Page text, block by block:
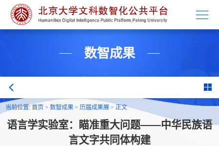
学校主页
数智成果
当前位置:首页 > 数智成果 > 历届成果展 > 正文
语言学实验室：瞄准重大问题——中华民族语
言文字共同体构建